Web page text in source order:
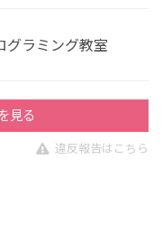
グラミング教室
見る
違反報告はこちら